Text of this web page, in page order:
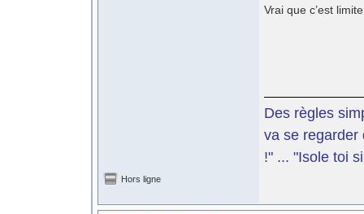
Vrai que c’est
Des règles
va se regarder
!" ... "Isole toi
Hors ligne